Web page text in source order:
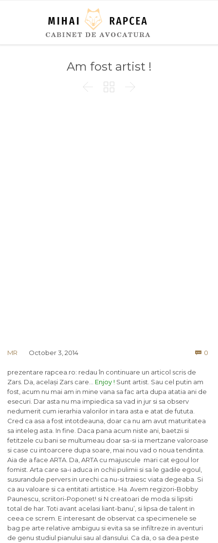
Am fost artist !
  
MR October 3, 2014  0
prezentare rapcea.ro: redau în continuare un articol scris de
Zars. Da, același Zars care… Enjoy ! Sunt artist. Sau cel putin am
fost, acum nu mai am in mine vana sa fac arta dupa atatia ani de
esecuri. Dar asta nu ma impiedica sa vad in jur si sa observ
nedumerit cum ierarhia valorilor in tara asta e atat de fututa.
Cred ca asa a fost intotdeauna, doar ca nu am avut maturitatea
sa inteleg asta. In fine. Daca pana acum niste ani, baetzii si
fetitzele cu bani se multumeau doar sa-si ia mertzane valoroase
si case cu intoarcere dupa soare, mai nou vad o noua tendinta.
Aia de a face ARTA. Da, ARTA cu majuscule mari cat egoul lor
fomist. Arta care sa-i aduca in ochii pulimii si sa le gadile egoul,
susurandule pervers in urechi ca nu-si traiesc viata degeaba. Si
ca au valoare si ca entitati artistice. Ha. Avem regizori-Bobby
Paunescu, scriitori-Poponet! si N creatoari de moda si lipsiti
total de har. Toti avant acelasi liant-banu’, si lipsa de talent in
ceea ce screm. E interesant de observat ca specimenele se
bag pe arte relative ambiguu si evita sa se infiltreze in aventuri
de genu studiul pianului sau al dansului. Ca da, o sa dea peste